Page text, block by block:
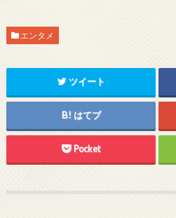
エンタメ
ツイート
はてブ
Pocket